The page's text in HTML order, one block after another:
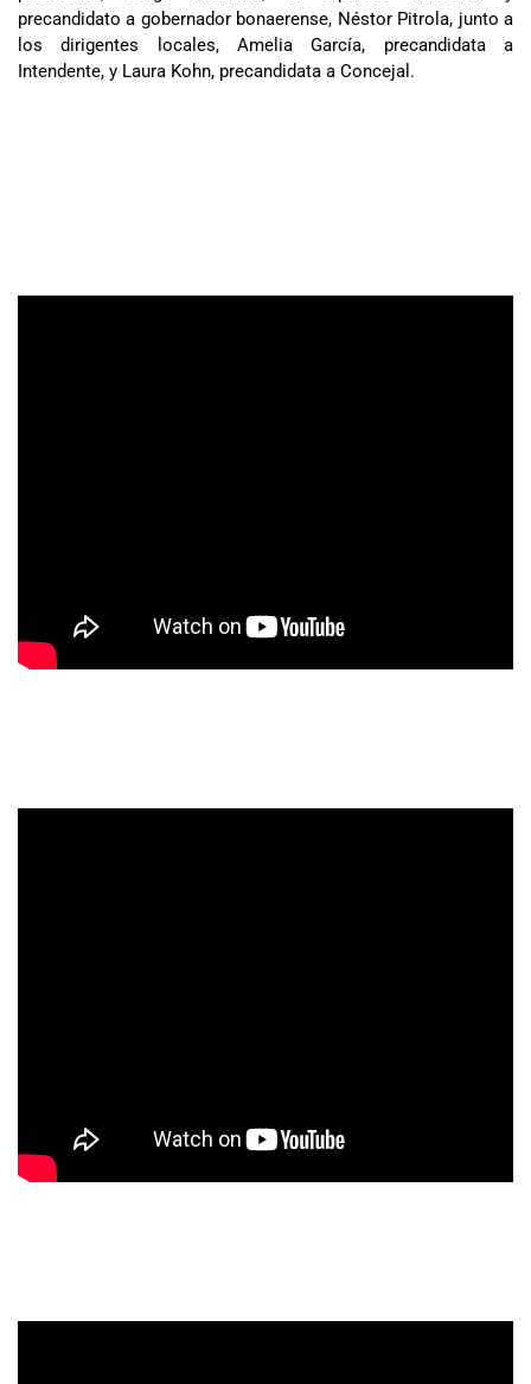
precandidato a gobernador bonaerense, Néstor Pitrola, junto a
los dirigentes locales, Amelia García, precandidata a
Intendente, y Laura Kohn, precandidata a Concejal.